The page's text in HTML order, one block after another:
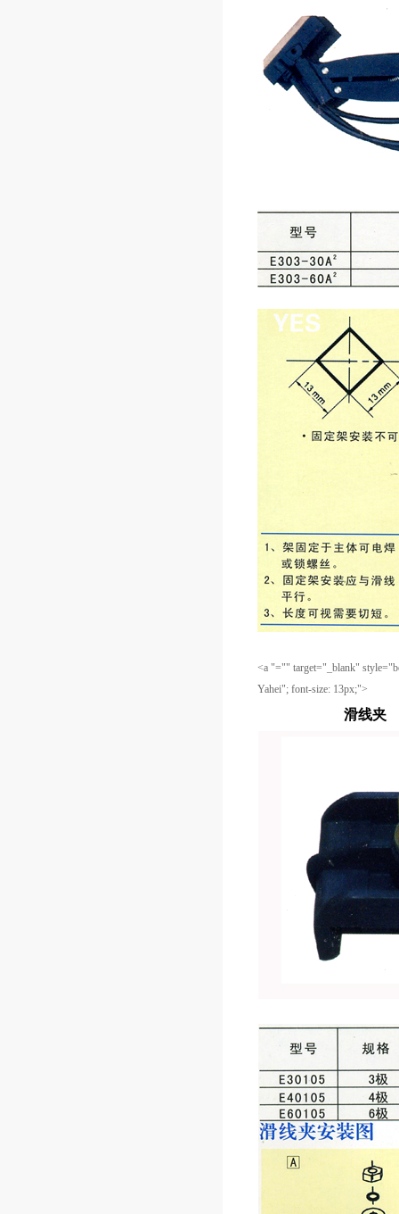
<a "="" target="_blank"
Yahei"; font-size: 13px;">
滑线夹